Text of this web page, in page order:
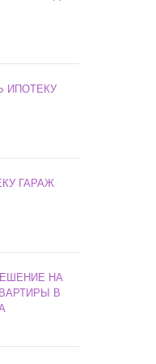
ИПОТЕКУ
ГАРАЖ
НА
В